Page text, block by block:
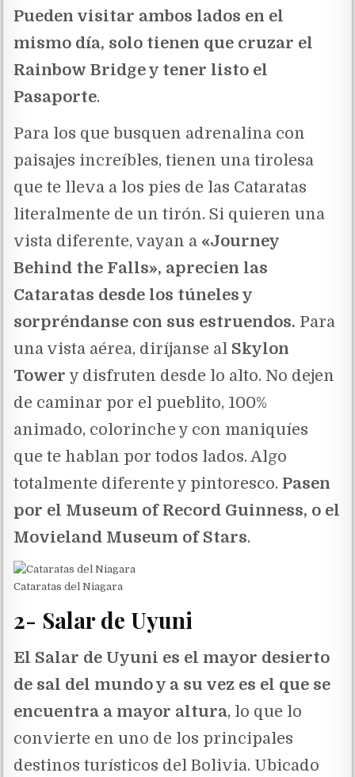
Pueden visitar ambos lados en el
mismo día, solo tienen que cruzar el
Rainbow Bridge y tener listo el
Pasaporte.
Para los que busquen adrenalina con
paisajes increíbles, tienen una tirolesa
que te lleva a los pies de las Cataratas
literalmente de un tirón. Si quieren una
vista diferente, vayan a «Journey
Behind the Falls», aprecien las
Cataratas desde los túneles y
sorpréndanse con sus estruendos. Para
una vista aérea, diríjanse al Skylon
Towery disfruten desde lo alto. No dejen
de caminar por el pueblito, 100%
animado, colorinche y con maniquíes
que te hablan por todos lados. Algo
totalmente diferente y pintoresco. Pasen
por el Museum of Record Guinness, o el
Movieland Museum of Stars.
Cataratas del Niagara
2- Salar de Uyuni
El Salar de Uyuni es el mayor desierto
de sal del mundo y a su vez es el que se
encuentra a mayor altura, lo que lo
convierte en uno de los principales
destinos turísticos del Bolivia. Ubicado